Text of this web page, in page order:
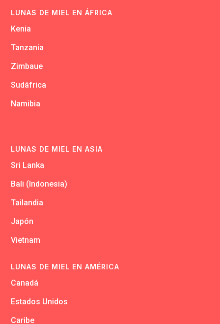
LUNAS DE MIEL EN ÁFRICA
Kenia
Tanzania
Zimbaue
Sudáfrica
Namibia
LUNAS DE MIEL EN ASIA
Sri Lanka
Bali (Indonesia)
Tailandia
Japón
Vietnam
LUNAS DE MIEL EN AMÉRICA
Canadá
Estados Unidos
Caribe